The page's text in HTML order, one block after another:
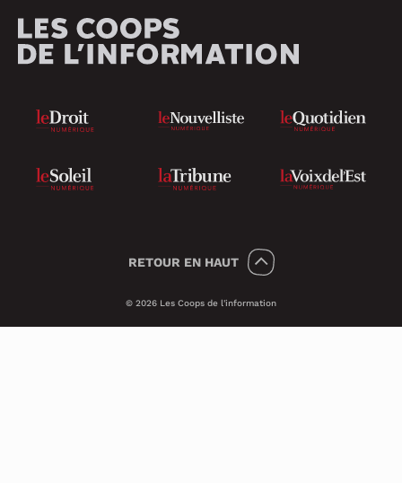
RETOUR EN HAUT
© 2026 Les Coops de l'information